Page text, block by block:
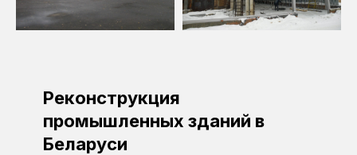
Реконструкция
промышленных зданий в
Беларуси